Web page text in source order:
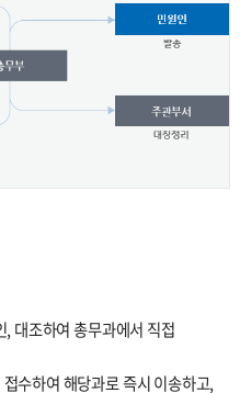
대조하여 총무과에서 직접
수하여 해당과로 즉시 이송하고,